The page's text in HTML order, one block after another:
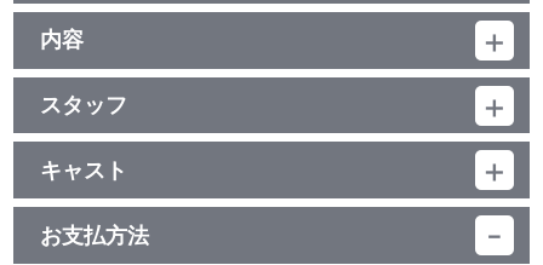
品番：BCBA-0401
ジャンル：TVアニメ
ﾄﾞﾙﾋﾞｰﾃﾞｼﾞﾀﾙ(ﾓﾉﾗﾙ)／片面1層／ｽﾀﾝﾀﾞｰﾄﾞ／日本語字幕付（ON・
OFF可能）／カラー／確103分／11巻
内容
制作年度：1985年
【4話収録】
■第27話「デュファルジュ先生の帰国」
ある夜、ラビニアたちからデュファルジュ先生が出したフランス
語の宿題を押し付けられるセーラ。ベッキーの助けもあって、セー
ラは何とか宿題を終えたが、ラビニアたちにはその内容が理解でき
ず、セーラの手を借りた事が先生に分かってしまう……。この事を
逆恨みしたラビニアは、デュファルジュ先生がセーラを特別扱いに
スタッフ
第27話 脚本：中西隆三／絵コンテ：楠葉宏三／作画監督：大谷敦
第28話 脚本：中西隆三／絵コンテ：岡部英二／作画監督：山崎登
志樹
第29話 脚本：中西隆三／絵コンテ：黒田昌郎／作画監督：石井邦
キャスト
セーラ：島本須美／ミンチン：中西妙子／アメリア：梨羽由記子／
ラビニア：山田栄子／アーメンガード：八百坂万紀／ロッティ：渡
辺菜生子／ベッキー：鈴木三枝／ピーター：坂本千夏／モーリー：
お支払方法